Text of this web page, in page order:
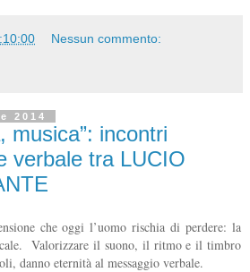
Nessun commento:
2014
musica”: incontri
verbale tra LUCIO
che oggi l’uomo rischia di perdere: la
Valorizzare il suono, il ritmo e il timbro
danno eternità al messaggio verbale.